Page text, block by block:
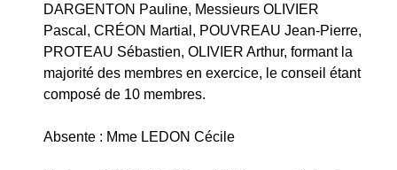
DARGENTON Pauline, Messieurs OLIVIER
Pascal, CRÉON Martial, POUVREAU Jean-Pierre,
PROTEAU Sébastien, OLIVIER Arthur, formant la
majorité des membres en exercice, le conseil étant
composé de 10 membres.
Absente : Mme LEDON Cécile